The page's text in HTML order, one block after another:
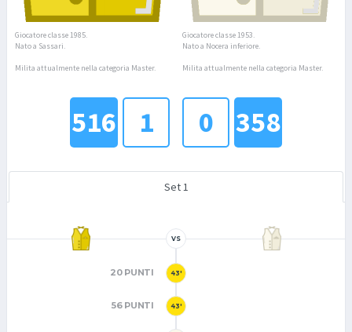
Giocatore classe 1985.
Nato a Sassari.
Milita attualmente nella categoria Master.
Giocatore classe 1953.
Nato a Nocera inferiore.
Milita attualmente nella categoria Master.
1
516 0 358
Set 1
VS
43'
20 PUNTI
43'
56 PUNTI